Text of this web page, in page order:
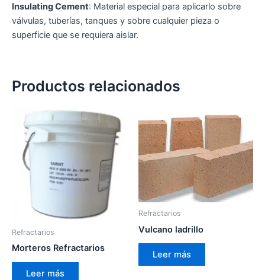
Insulating Cement: Material especial para aplicarlo sobre
válvulas, tuberías, tanques y sobre cualquier pieza o
superficie que se requiera aislar.
Productos relacionados
Refractarios
Morteros Refractarios
Leer más
Refractarios
Vulcano ladrillo
Leer más